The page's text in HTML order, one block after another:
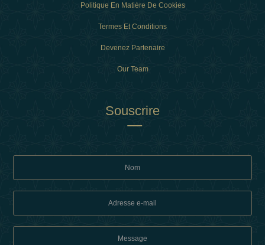
Politique En Matière De Cookies
Termes Et Conditions
Devenez Partenaire
Our Team
Souscrire